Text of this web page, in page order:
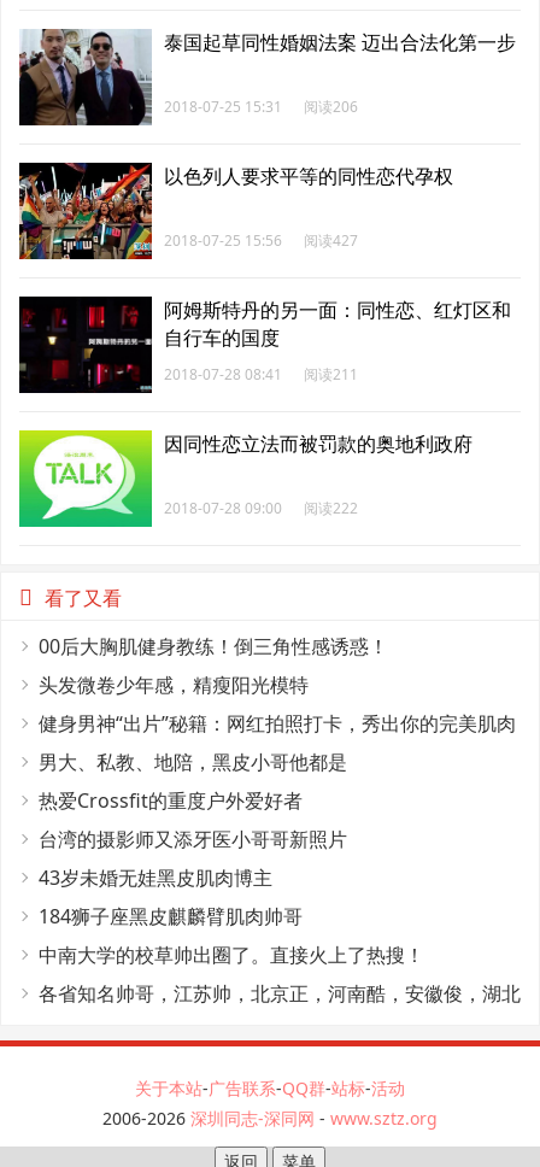
泰国起草同性婚姻法案 迈出合法化第一步
2018-07-25 15:31 阅读206
以色列人要求平等的同性恋代孕权
2018-07-25 15:56 阅读427
阿姆斯特丹的另一面：同性恋、红灯区和
自行车的国度
2018-07-28 08:41 阅读211
因同性恋立法而被罚款的奥地利政府
2018-07-28 09:00 阅读222
看了又看
00后大胸肌健身教练！倒三角性感诱惑！
头发微卷少年感，精瘦阳光模特
健身男神“出片”秘籍：网红拍照打卡，秀出你的完美肌肉
线条！
男大、私教、地陪，黑皮小哥他都是
热爱Crossfit的重度户外爱好者
台湾的摄影师又添牙医小哥哥新照片
43岁未婚无娃黑皮肌肉博主
184狮子座黑皮麒麟臂肌肉帅哥
中南大学的校草帅出圈了。直接火上了热搜！
各省知名帅哥，江苏帅，北京正，河南酷，安徽俊，湖北
关于本站-广告联系-QQ群-站标-活动
2006-2026 深圳同志-深同网 - www.sztz.org
返回
菜单